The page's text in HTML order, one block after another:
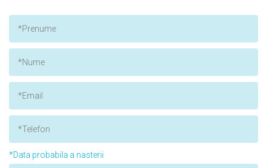
*Data probabila a nasterii